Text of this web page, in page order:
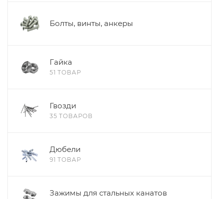
Болты, винты, анкеры
Гайка
51 ТОВАР
Гвозди
35 ТОВАРОВ
Дюбели
91 ТОВАР
Зажимы для стальных канатов